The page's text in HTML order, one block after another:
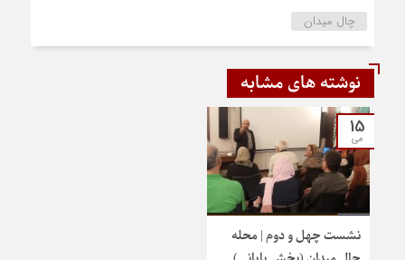
چال میدان
نوشته های مشابه
15
می
نشست چهل و دوم | محله